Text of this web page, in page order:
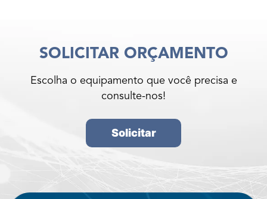
SOLICITAR ORÇAMENTO
Escolha o equipamento que você precisa e
consulte-nos!
Solicitar